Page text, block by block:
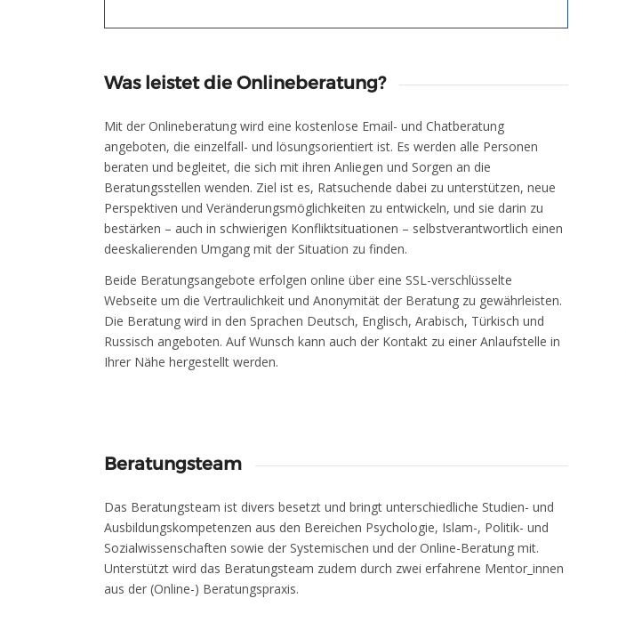
Was leistet die Onlineberatung?
Mit der Onlineberatung wird eine kostenlose Email- und Chatberatung
angeboten, die einzelfall- und lösungsorientiert ist. Es werden alle Personen
beraten und begleitet, die sich mit ihren Anliegen und Sorgen an die
Beratungsstellen wenden. Ziel ist es, Ratsuchende dabei zu unterstützen, neue
Perspektiven und Veränderungsmöglichkeiten zu entwickeln, und sie darin zu
bestärken – auch in schwierigen Konfliktsituationen – selbstverantwortlich einen
deeskalierenden Umgang mit der Situation zu finden.
Beide Beratungsangebote erfolgen online über eine SSL-verschlüsselte
Webseite um die Vertraulichkeit und Anonymität der Beratung zu gewährleisten.
Die Beratung wird in den Sprachen Deutsch, Englisch, Arabisch, Türkisch und
Russisch angeboten. Auf Wunsch kann auch der Kontakt zu einer Anlaufstelle in
Ihrer Nähe hergestellt werden.
Beratungsteam
Das Beratungsteam ist divers besetzt und bringt unterschiedliche Studien- und
Ausbildungskompetenzen aus den Bereichen Psychologie, Islam-, Politik- und
Sozialwissenschaften sowie der Systemischen und der Online-Beratung mit.
Unterstützt wird das Beratungsteam zudem durch zwei erfahrene Mentor_innen
aus der (Online-) Beratungspraxis.